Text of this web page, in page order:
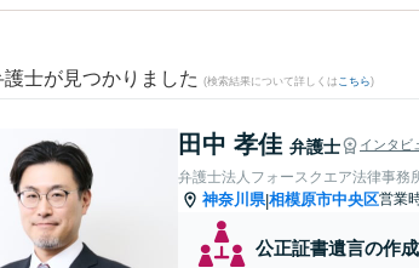
護士が見つかりました (検索結果について詳しくは こちら)
田中 孝佳 弁護士 インタビ
弁護士法人フォースクエア法律事務
神奈川県|相模原市中央区営業
公正証書遺言の作成